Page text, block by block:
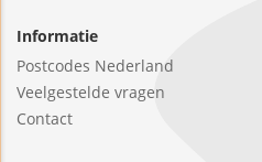
Informatie
Postcodes Nederland
Veelgestelde vragen
Contact